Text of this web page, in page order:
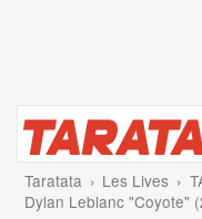
Taratata Les Lives
Dylan Leblanc "Coyote"